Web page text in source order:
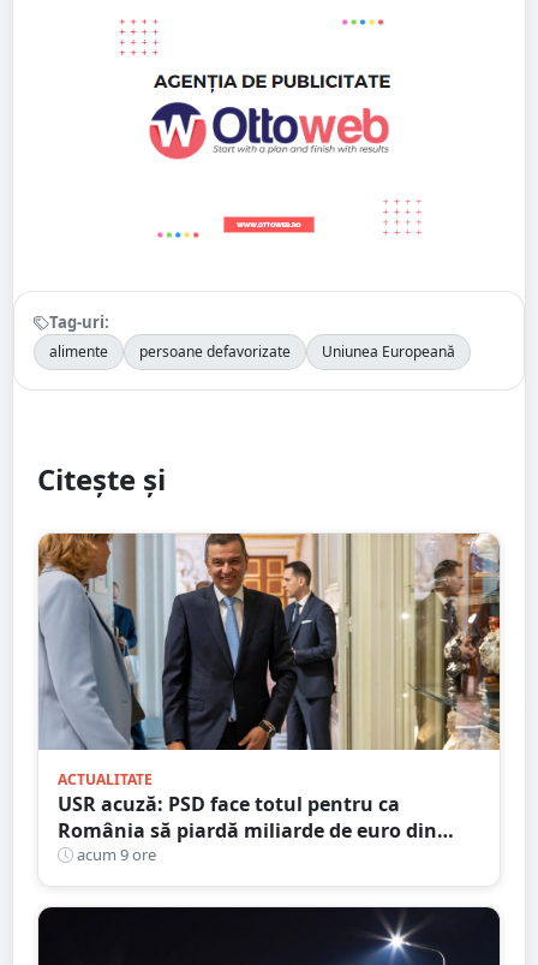
Tag-uri:
alimente persoane defavorizate Uniunea Europeană
Citește și
ACTUALITATE
USR acuză: PSD face totul pentru ca
România să piardă miliarde de euro din
PNRR
acum 9 ore